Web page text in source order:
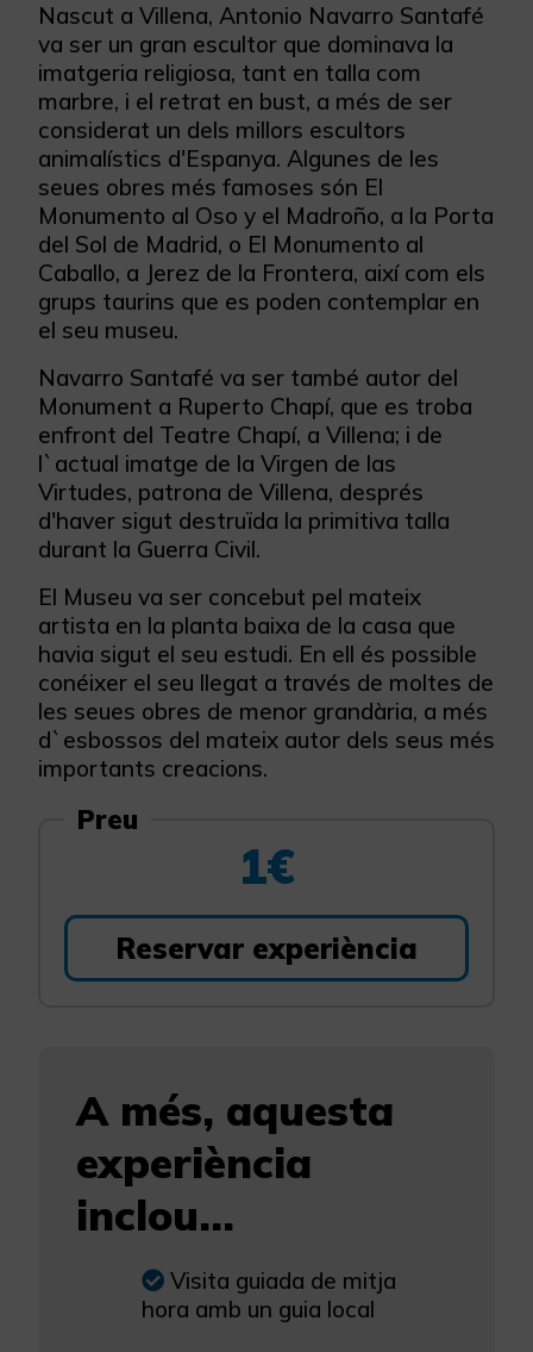
Nascut a Villena, Antonio Navarro Santafé
va ser un gran escultor que dominava la
imatgeria religiosa, tant en talla com
marbre, i el retrat en bust, a més de ser
considerat un dels millors escultors
animalístics d'Espanya. Algunes de les
seues obres més famoses són El
Monumento al Oso y el Madroño, a la Porta
del Sol de Madrid, o El Monumento al
Caballo, a Jerez de la Frontera, així com els
grups taurins que es poden contemplar en
el seu museu.
Navarro Santafé va ser també autor del
Monument a Ruperto Chapí, que es troba
enfront del Teatre Chapí, a Villena; i de
l`actual imatge de la Virgen de las
Virtudes, patrona de Villena, després
d'haver sigut destruïda la primitiva talla
durant la Guerra Civil.
El Museu va ser concebut pel mateix
artista en la planta baixa de la casa que
havia sigut el seu estudi. En ell és possible
conéixer el seu llegat a través de moltes de
les seues obres de menor grandària, a més
d`esbossos del mateix autor dels seus més
importants creacions.
Preu
1€
Reservar experiència
A més, aquesta
experiència
inclou...
Visita guiada de mitja
hora amb un guia local